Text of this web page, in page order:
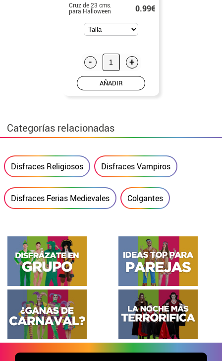
Cruz de 23 cms.
para Halloween 0.99€
- +
AÑADIR
Categorías relacionadas
Disfraces Religiosos Disfraces Vampiros
Disfraces Ferias Medievales Colgantes